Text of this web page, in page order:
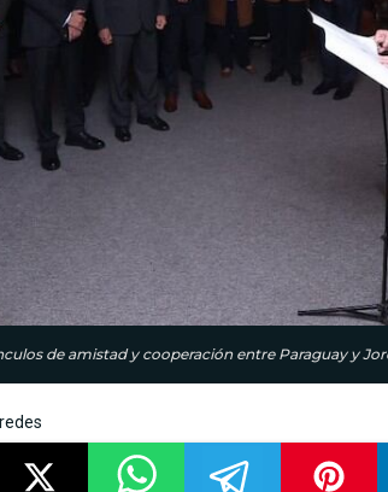
de amistad y cooperación entre Paraguay y